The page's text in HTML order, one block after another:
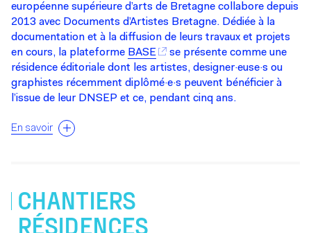
européenne supérieure d’arts de Bretagne collabore depuis
2013 avec Documents d’Artistes Bretagne. Dédiée à la
documentation et à la diffusion de leurs travaux et projets
en cours, la plateforme BASE
se présente comme une
résidence éditoriale dont les artistes, designer·euse·s ou
graphistes récemment diplômé·e·s peuvent bénéficier à
l’issue de leur DNSEP et ce, pendant cinq ans.
En savoir
CHANTIERS
RÉSIDENCES